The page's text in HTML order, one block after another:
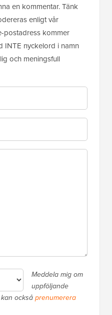
en kommentar. Tänk
enligt vår
postadress kommer
INTE nyckelord i namn
och meningsfull
Meddela mig om
uppföljande
ocksåprenumerera